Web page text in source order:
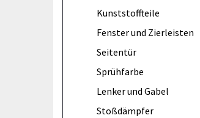
Kunststoffteile
Fenster und Zierleisten
Seitentür
Sprühfarbe
Lenker und Gabel
Stoßdämpfer